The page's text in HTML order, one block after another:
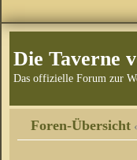
Die Taverne
Das offizielle Forum zur
Foren-Übersicht ‹